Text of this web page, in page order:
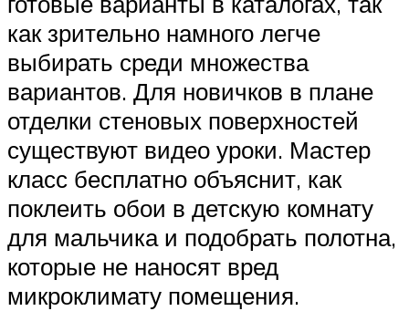
как зрительно намного легче
выбирать среди множества
вариантов. Для новичков в плане
отделки стеновых поверхностей
существуют видео уроки. Мастер
класс бесплатно объяснит, как
поклеить обои в детскую комнату
для мальчика и подобрать полотна,
которые не наносят вред
микроклимату помещения.